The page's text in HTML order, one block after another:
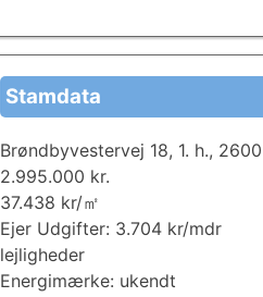
Stamdata
Brøndbyvestervej 18, 1. h.,
2.995.000 kr.
37.438 kr/㎡
Ejer Udgifter: 3.704 kr/mdr
lejligheder
Energimærke: ukendt